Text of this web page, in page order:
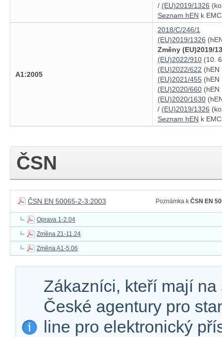
/ (EU)2019/1326
Seznam hEN k
A1:2005
2018/C/246/1
(EU)2019/1326
Změny (EU)2019/
(EU)2022/910 (10.
(EU)2022/622 (hEN
(EU)2021/455 (hEN
(EU)2020/660 (hEN
(EU)2020/1630
/ (EU)2019/1326
Seznam hEN k
ČSN
ČSN EN 50065-2-3:2003 Poznámka k ČSN EN
Oprava 1-2.04
Změna Z1-11.24
Změna A1-5.06
Zákazníci, kteří mají
České agentury pro
line pro elektronický